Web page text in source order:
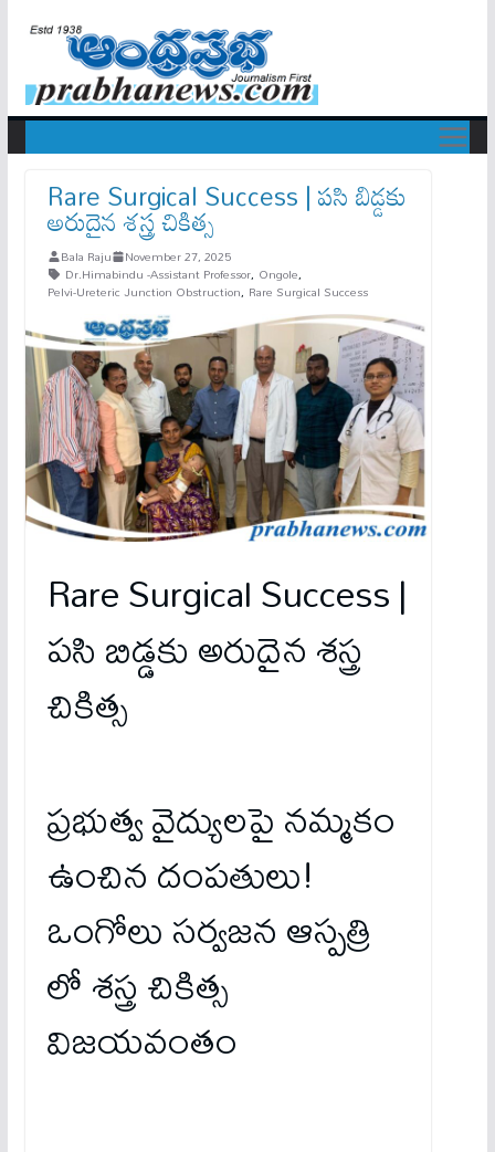
Rare Surgical Success | ప‌సి బిడ్డ‌కు
అరుదైన శ‌స్త్ర చికిత్స‌
Bala Raju November 27, 2025
Dr.Himabindu -Assistant Professor, Ongole,
Pelvi-Ureteric Junction Obstruction, Rare Surgical Success
Rare Surgical Success |
ప‌సి బిడ్డ‌కు అరుదైన శస్త్ర
చికిత్స‌
ప్ర‌భుత్వ వైద్యుల‌పై న‌మ్మ‌కం
ఉంచిన దంప‌తులు!
ఒంగోలు స‌ర్వ‌జ‌న ఆస్ప‌త్రి
లో శ‌స్త్ర చికిత్స‌
విజ‌య‌వంతం